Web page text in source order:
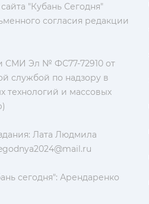
"Кубань Сегодня"
согласия редакции
СМИ Эл № ФС77-72910 от
службой по надзору в
технологий и массовых
Лата Людмила
сегодня": Арендаренко